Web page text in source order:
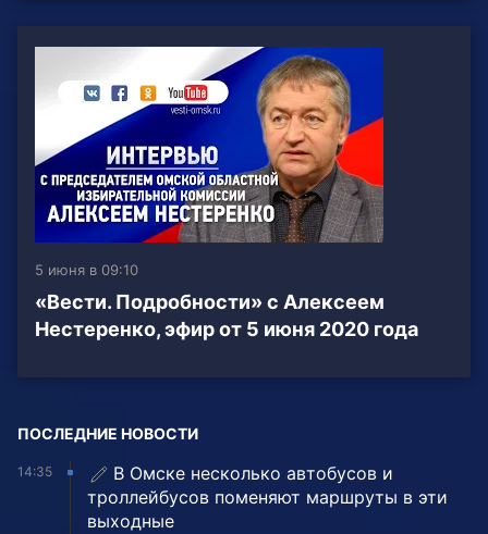
5 июня в 09:10
«Вести. Подробности» с Алексеем
Нестеренко, эфир от 5 июня 2020 года
ПОСЛЕДНИЕ НОВОСТИ
14:35
В Омске несколько автобусов и
троллейбусов поменяют маршруты в эти
выходные